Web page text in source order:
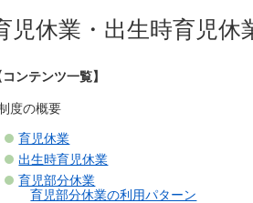
児休業・出生時育児休
ンテンツ一覧】
度の概要
育児休業
出生時育児休業
育児部分休業
育児部分休業の利用パターン